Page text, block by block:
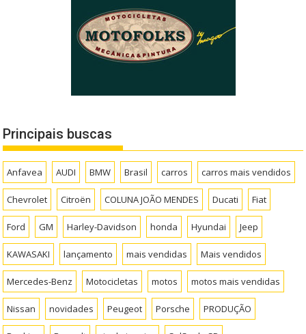
Principais buscas
Anfavea AUDI BMW Brasil carros carros mais vendidos
Chevrolet Citroën COLUNA JOÃO MENDES Ducati Fiat
Ford GM Harley-Davidson honda Hyundai Jeep
KAWASAKI lançamento mais vendidas Mais vendidos
Mercedes-Benz Motocicletas motos motos mais vendidas
Nissan novidades Peugeot Porsche PRODUÇÃO